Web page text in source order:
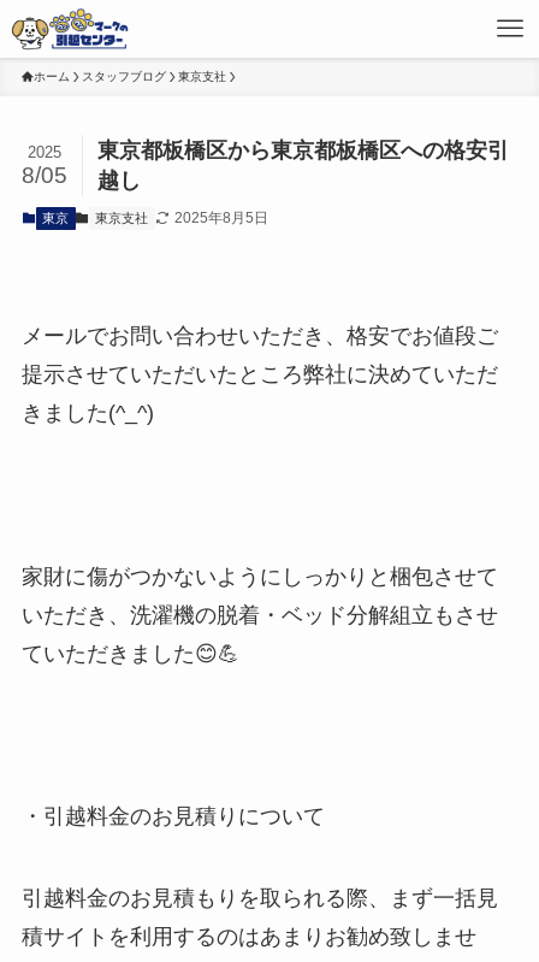
ホーム スタッフブログ 東京支社
東京都板橋区から東京都板橋区への格安引
越し
2025
8/05
東京 東京支社 2025年8月5日
メールでお問い合わせいただき、格安でお値段ご
提示させていただいたところ弊社に決めていただ
きました(^_^)
家財に傷がつかないようにしっかりと梱包させて
いただき、洗濯機の脱着・ベッド分解組立もさせ
ていただきました😊💪
・引越料金のお見積りについて
引越料金のお見積もりを取られる際、まず一括見
積サイトを利用するのはあまりお勧め致しませ